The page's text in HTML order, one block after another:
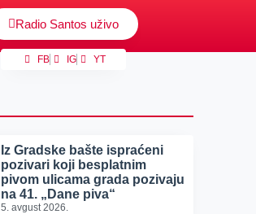
Radio Santos uživo
FB IG YT
Iz Gradske bašte ispraćeni
pozivari koji besplatnim
pivom ulicama grada pozivaju
na 41. „Dane piva“
5. avgust 2026.